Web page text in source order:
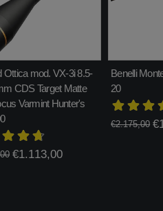
Ottica mod. VX-3i 8.5-
CDS Target Matte
Varmint Hunter's
€1.113,00
Benelli
20
€2.175,00